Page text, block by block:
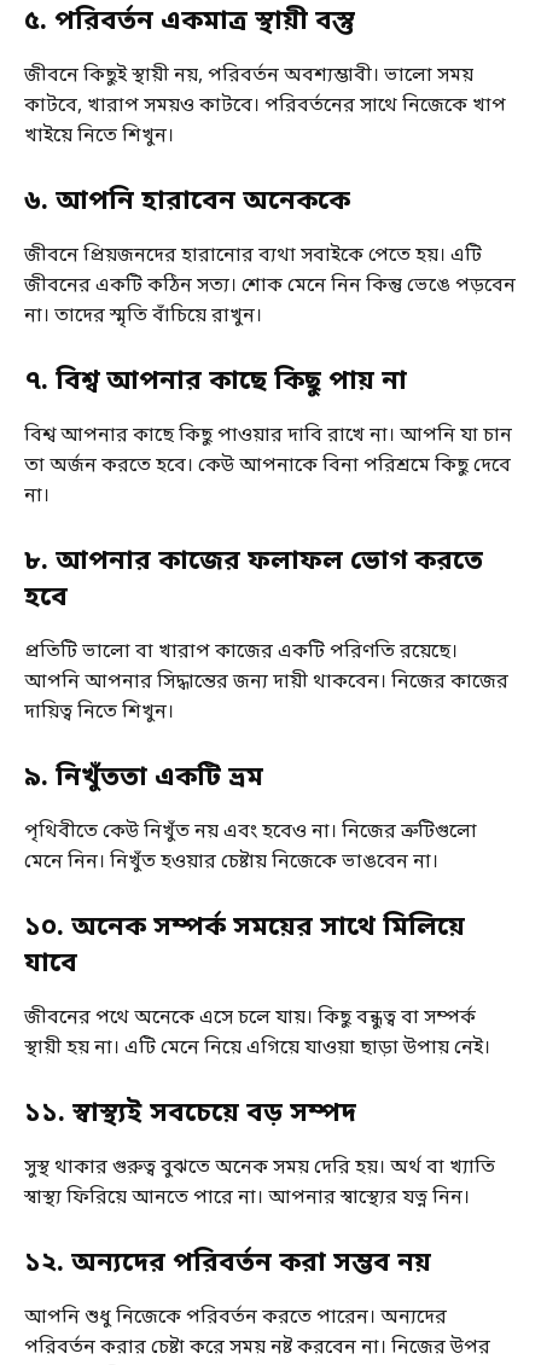
৫. পরিবর্তন একমাত্র স্থায়ী বস্তু
জীবনে কিছুই স্থায়ী নয়, পরিবর্তন অবশ্যম্ভাবী। ভালো সময়
কাটবে, খারাপ সময়ও কাটবে। পরিবর্তনের সাথে নিজেকে খাপ
খাইয়ে নিতে শিখুন।
৬. আপনি হারাবেন অনেককে
জীবনে প্রিয়জনদের হারানোর ব্যথা সবাইকে পেতে হয়। এটি
জীবনের একটি কঠিন সত্য। শোক মেনে নিন কিন্তু ভেঙে পড়বেন
না। তাদের স্মৃতি বাঁচিয়ে রাখুন।
৭. বিশ্ব আপনার কাছে কিছু পায় না
বিশ্ব আপনার কাছে কিছু পাওয়ার দাবি রাখে না। আপনি যা চান
তা অর্জন করতে হবে। কেউ আপনাকে বিনা পরিশ্রমে কিছু দেবে
না।
৮. আপনার কাজের ফলাফল ভোগ করতে
হবে
প্রতিটি ভালো বা খারাপ কাজের একটি পরিণতি রয়েছে।
আপনি আপনার সিদ্ধান্তের জন্য দায়ী থাকবেন। নিজের কাজের
দায়িত্ব নিতে শিখুন।
৯. নিখুঁততা একটি ভ্রম
পৃথিবীতে কেউ নিখুঁত নয় এবং হবেও না। নিজের ত্রুটিগুলো
মেনে নিন। নিখুঁত হওয়ার চেষ্টায় নিজেকে ভাঙবেন না।
১০. অনেক সম্পর্ক সময়ের সাথে মিলিয়ে
যাবে
জীবনের পথে অনেকে এসে চলে যায়। কিছু বন্ধুত্ব বা সম্পর্ক
স্থায়ী হয় না। এটি মেনে নিয়ে এগিয়ে যাওয়া ছাড়া উপায় নেই।
১১. স্বাস্থ্যই সবচেয়ে বড় সম্পদ
সুস্থ থাকার গুরুত্ব বুঝতে অনেক সময় দেরি হয়। অর্থ বা খ্যাতি
স্বাস্থ্য ফিরিয়ে আনতে পারে না। আপনার স্বাস্থ্যের যত্ন নিন।
১২. অন্যদের পরিবর্তন করা সম্ভব নয়
আপনি শুধু নিজেকে পরিবর্তন করতে পারেন। অন্যদের
পরিবর্তন করার চেষ্টা করে সময় নষ্ট করবেন না। নিজের উপর